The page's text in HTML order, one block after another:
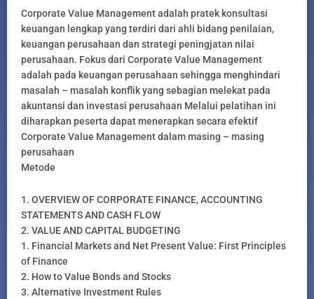
Corporate Value Management adalah pratek konsultasi
keuangan lengkap yang terdiri dari ahli bidang penilaian,
keuangan perusahaan dan strategi peningjatan nilai
perusahaan. Fokus dari Corporate Value Management
adalah pada keuangan perusahaan sehingga menghindari
masalah – masalah konflik yang sebagian melekat pada
akuntansi dan investasi perusahaan Melalui pelatihan ini
diharapkan peserta dapat menerapkan secara efektif
Corporate Value Management dalam masing – masing
perusahaan
Metode
1. OVERVIEW OF CORPORATE FINANCE, ACCOUNTING
STATEMENTS AND CASH FLOW
2. VALUE AND CAPITAL BUDGETING
1. Financial Markets and Net Present Value: First Principles
of Finance
2. How to Value Bonds and Stocks
3. Alternative Investment Rules